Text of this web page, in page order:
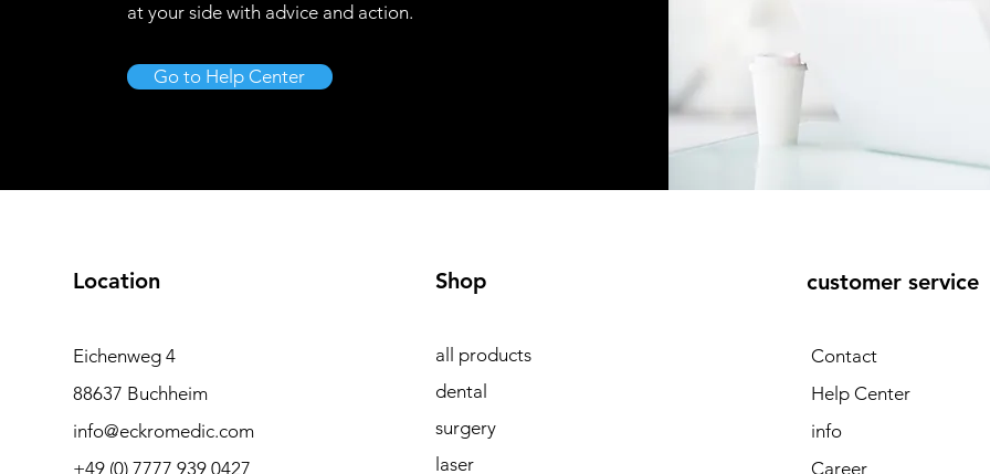
at your side with advice and action.
Go to Help Center
Location
Eichenweg 4
88637 Buchheim
info@eckromedic.com
+49 (0) 7777 939 0427
Shop
all products
dental
surgery
laser
customer service
Contact
Help Center
info
Career